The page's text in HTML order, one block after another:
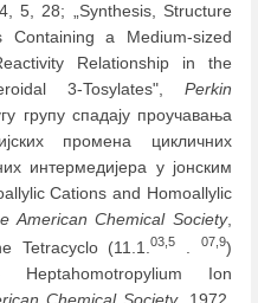
5, 28; „Synthesis, Structure
a Medium-sized
Relationship in the
3-Tosylates", Perkin
групу спадају проучавања
промена цикличних
интермедијера у јонским
Cations and Homoallylic
American Chemical Society,
Tetracyclo (11.1.03,5 .07,9)
Ion